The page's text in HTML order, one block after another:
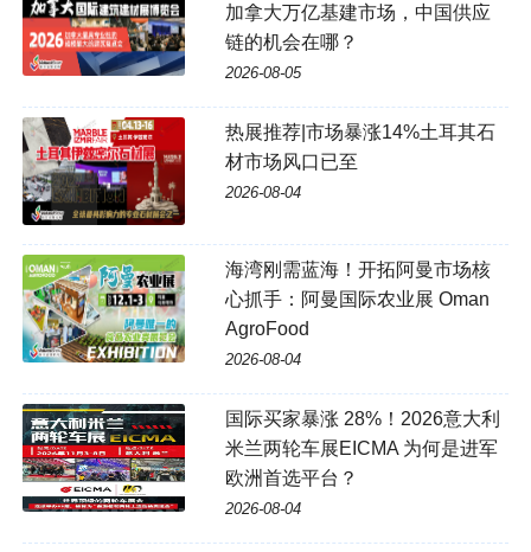
加拿大万亿基建市场，中国供应
链的机会在哪？
2026-08-05
热展推荐|市场暴涨14%土耳其石
材市场风口已至
2026-08-04
海湾刚需蓝海！开拓阿曼市场核
心抓手：阿曼国际农业展 Oman
AgroFood
2026-08-04
国际买家暴涨 28%！2026意大利
米兰两轮车展EICMA 为何是进军
欧洲首选平台？
2026-08-04